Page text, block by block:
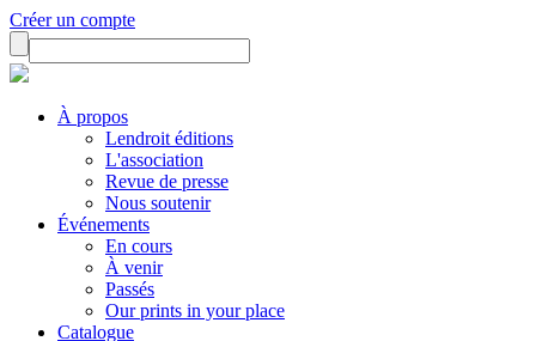
Créer un compte
À propos
Lendroit éditions
L'association
Revue de presse
Nous soutenir
Événements
En cours
À venir
Passés
Our prints in your place
Catalogue